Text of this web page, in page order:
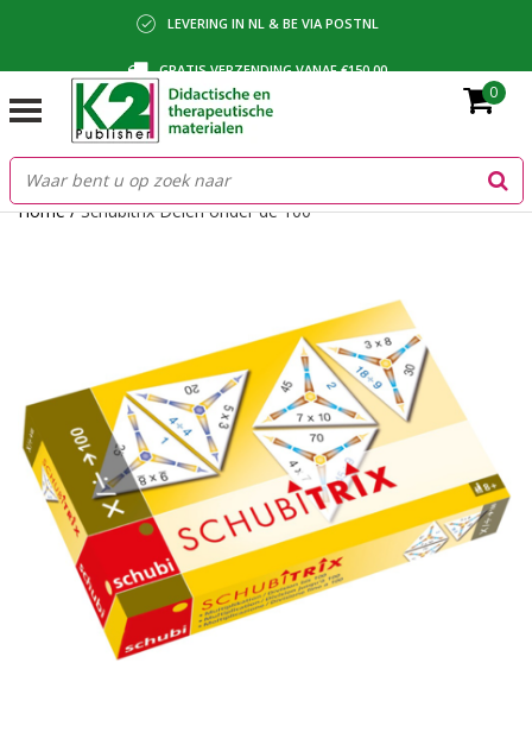
LEVERING IN NL & BE VIA POSTNL
GRATIS VERZENDING VANAF €150,00
BETALING VIA IDEAL, BANCONTACT OF FACTUUR
0
Home/Schubitrix Delen onder de 100